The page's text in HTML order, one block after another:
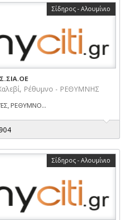
Σίδηρος - Αλουμίνιο
Ρέθυμνο - ΡΕΘΥΜΝΗΣ
ΡΕΘΥΜΝΟ...
Σίδηρος - Αλουμίνιο